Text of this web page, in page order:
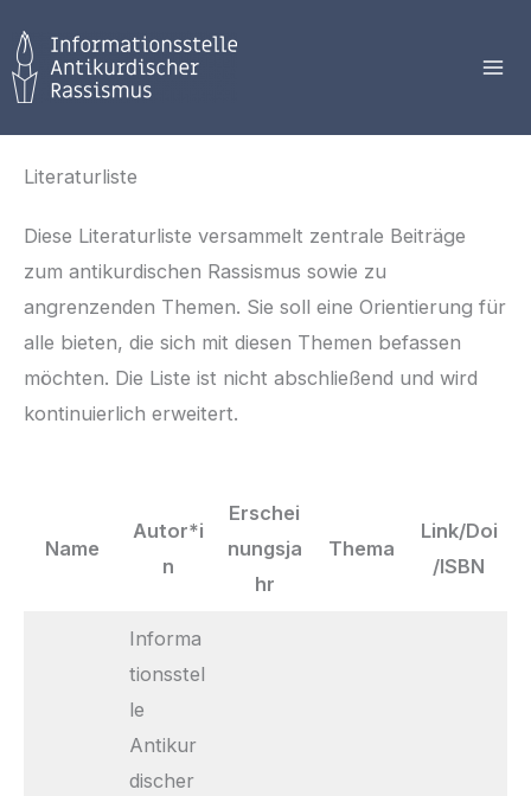
Inhalt
springen
Literaturliste
Diese Literaturliste versammelt zentrale Beiträge
zum antikurdischen Rassismus sowie zu
angrenzenden Themen. Sie soll eine Orientierung für
alle bieten, die sich mit diesen Themen befassen
möchten. Die Liste ist nicht abschließend und wird
kontinuierlich erweitert.
Name
Autor*i
n
Erschei
nungsja
hr
Thema
Link/Doi
/ISBN
Informa
tionsstel
le
Antikur
discher